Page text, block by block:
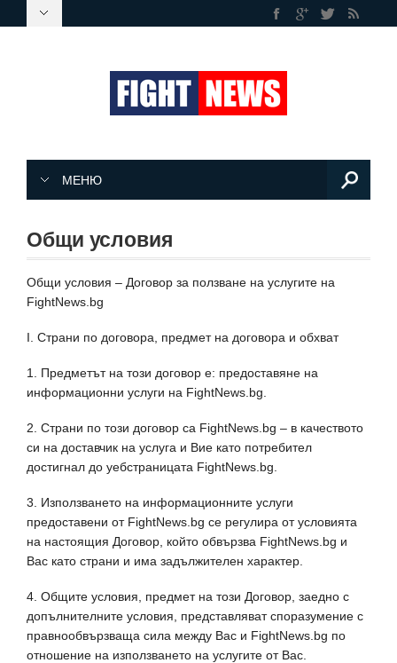
МЕНЮ
Общи условия
Общи условия – Договор за ползване на услугите на
FightNews.bg
I. Страни по договора, предмет на договора и обхват
1. Предметът на този договор е: предоставяне на
информационни услуги на FightNews.bg.
2. Страни по този договор са FightNews.bg – в качеството
си на доставчик на услуга и Вие като потребител
достигнал до уебстраницата FightNews.bg.
3. Използването на информационните услуги
предоставени от FightNews.bg се регулира от условията
на настоящия Договор, който обвързва FightNews.bg и
Вас като страни и има задължителен характер.
4. Общите условия, предмет на този Договор, заедно с
допълнителните условия, представляват споразумение с
правнообвързваща сила между Вас и FightNews.bg по
отношение на използването на услугите от Вас.